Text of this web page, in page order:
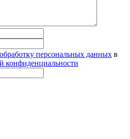
обработку персональных данных в
конфиденциальности